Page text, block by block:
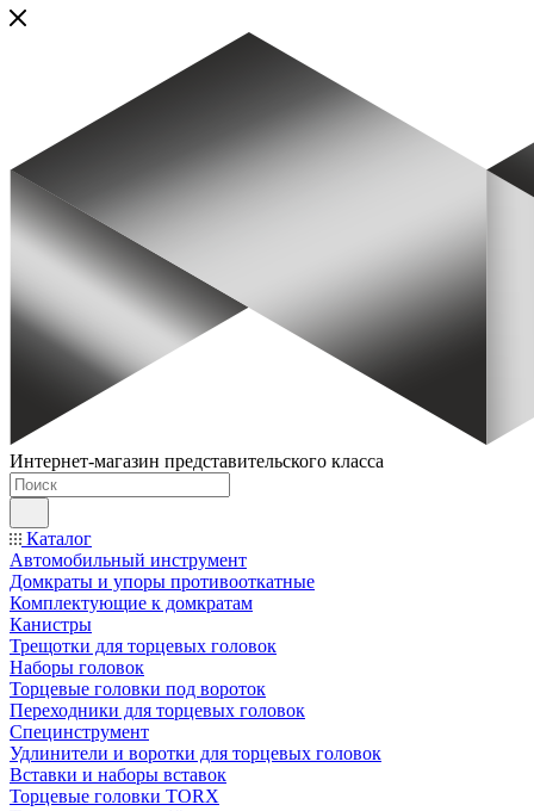
Интернет-магазин представительского класса
Каталог
Автомобильный инструмент
Домкраты и упоры противооткатные
Комплектующие к домкратам
Канистры
Трещотки для торцевых головок
Наборы головок
Торцевые головки под вороток
Переходники для торцевых головок
Специнструмент
Удлинители и воротки для торцевых головок
Вставки и наборы вставок
Торцевые головки TORX